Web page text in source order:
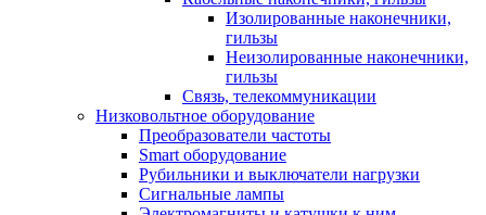
Изолированные наконечники,
гильзы
Неизолированные наконечники,
гильзы
Связь, телекоммуникации
Низковольтное оборудование
Преобразователи частоты
Smart оборудование
Рубильники и выключатели нагрузки
Сигнальные лампы